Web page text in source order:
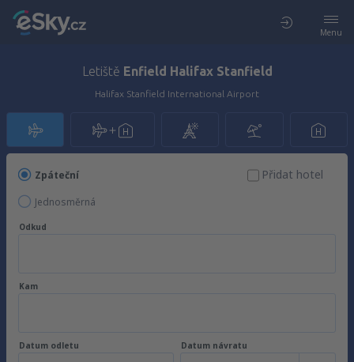
Menu
Letiště Enfield Halifax Stanfield
Halifax Stanfield International Airport
Zpáteční
Jednosměrná
Přidat hotel
Odkud
Kam
Datum odletu Datum návratu